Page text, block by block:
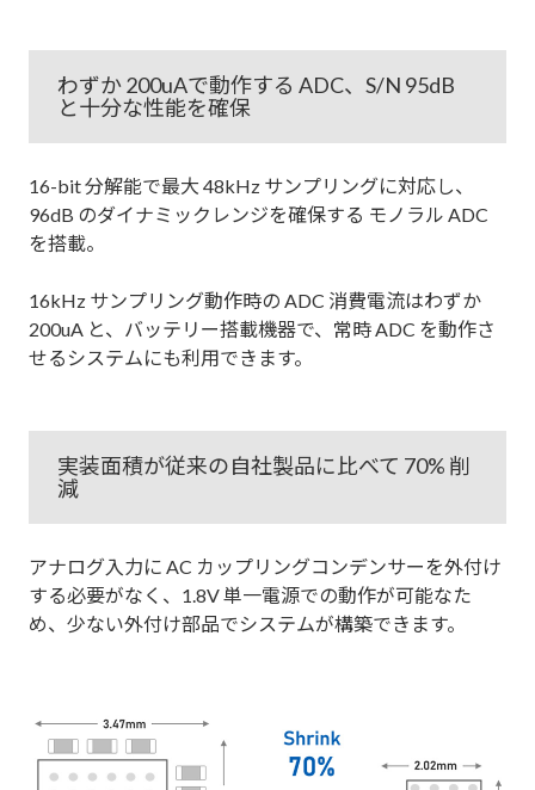
わずか 200uAで動作する ADC、S/N 95dB
と十分な性能を確保
16-bit 分解能で最大 48kHz サンプリングに対応し、
96dB のダイナミックレンジを確保する モノラル ADC
を搭載。
16kHz サンプリング動作時の ADC 消費電流はわずか
200uA と、バッテリー搭載機器で、常時 ADC を動作さ
せるシステムにも利用できます。
実装面積が従来の自社製品に比べて 70% 削
減
アナログ入力に AC カップリングコンデンサーを外付け
する必要がなく、1.8V 単一電源での動作が可能なた
め、少ない外付け部品でシステムが構築できます。